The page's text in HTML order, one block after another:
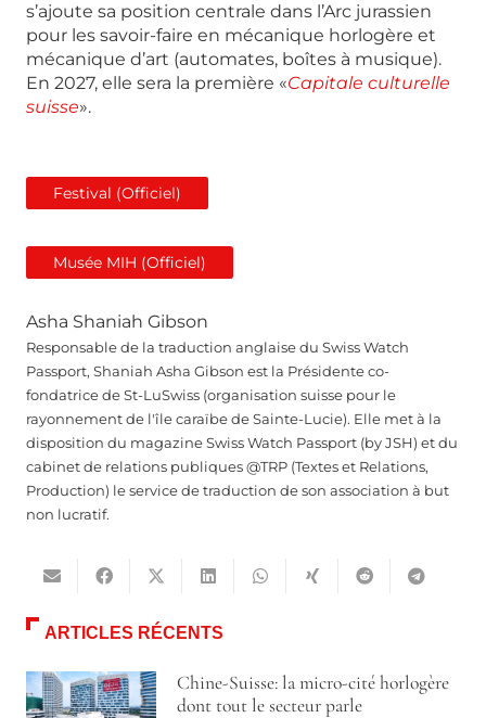
s’ajoute sa position centrale dans l’Arc jurassien
pour les savoir-faire en mécanique horlogère et
mécanique d’art (automates, boîtes à musique).
En 2027, elle sera la première «Capitale culturelle
suisse».
Festival (Officiel)
Musée MIH (Officiel)
Asha Shaniah Gibson
Responsable de la traduction anglaise du Swiss Watch
Passport, Shaniah Asha Gibson est la Présidente co-
fondatrice de St-LuSwiss (organisation suisse pour le
rayonnement de l'île caraïbe de Sainte-Lucie). Elle met à la
disposition du magazine Swiss Watch Passport (by JSH) et du
cabinet de relations publiques @TRP (Textes et Relations,
Production) le service de traduction de son association à but
non lucratif.
ARTICLES RÉCENTS
Chine-Suisse: la micro-cité horlogère
dont tout le secteur parle